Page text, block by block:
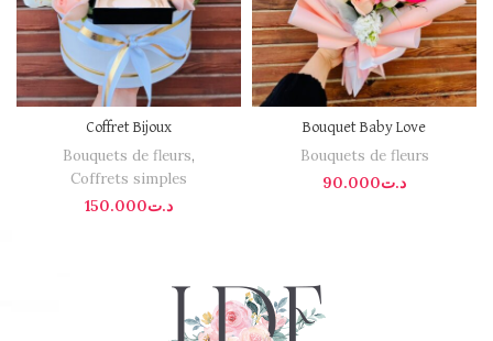
Coffret Bijoux
Bouquets de fleurs,
Coffrets simples
د.ت150.000
Bouquet Baby Love
Bouquets de fleurs
د.ت90.000